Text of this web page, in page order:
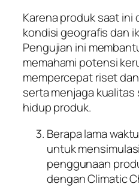
Karena produk saat ini
kondisi geografis dan
Pengujian ini
memahami potensi
mempercepat riset
serta menjaga
hidup produk.
Berapa lama
untuk
penggunaan
dengan Climatic